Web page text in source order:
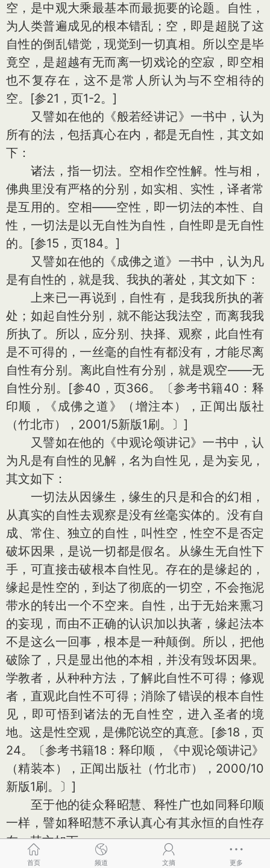
空，是中观大乘最基本而最扼要的论题。自性，
为人类普遍成见的根本错乱；空，即是超脱了这
自性的倒乱错觉，现觉到一切真相。所以空是毕
竟空，是超越有无而离一切戏论的空寂，即空相
也不复存在，这不是常人所认为与不空相待的
空。[参21，页1-2。]
又譬如在他的《般若经讲记》一书中，认为
所有的法，包括真心在内，都是无自性，其文如
下：
诸法，指一切法。空相作空性解。性与相，
佛典里没有严格的分别，如实相、实性，译者常
是互用的。空相——空性，即一切法的本性、自
性，一切法是以无自性为自性，自性即是无自性
的。[参15，页184。]
又譬如在他的《成佛之道》一书中，认为凡
是有自性的，就是我、我执的著处，其文如下：
上来已一再说到，自性有，是我我所执的著
处；如起自性分别，就不能达我法空，而离我我
所执了。所以，应分别、抉择、观察，此自性有
是不可得的，一丝毫的自性有都没有，才能尽离
自性有分别。离此自性有分别，就是观空——无
自性分别。[参40，页366。〔参考书籍40：释
印顺，《成佛之道》（增注本），正闻出版社
（竹北市），2001/5新版1刷。〕]
又譬如在他的《中观论颂讲记》一书中，认
为凡是有自性的见解，名为自性见，是为妄见，
其文如下：
一切法从因缘生，缘生的只是和合的幻相，
从真实的自性去观察是没有丝毫实体的。没有自
成、常住、独立的自性，叫性空，性空不是否定
破坏因果，是说一切都是假名。从缘生无自性下
手，可直接击破根本自性见。存在的是缘起的，
缘起是性空的，到达了彻底的一切空，不会拖泥
带水的转出一个不空来。自性，出于无始来熏习
的妄现，而由不正确的认识加以执著，缘起法本
不是这么一回事，根本是一种颠倒。所以，把他
破除了，只是显出他的本相，并没有毁坏因果。
学教者，从种种方法，了解此自性不可得；修观
者，直观此自性不可得；消除了错误的根本自性
见，即可悟到诸法的无自性空，进入圣者的境
地。这是性空观，是佛陀说空的真意。[参18，页
24。〔参考书籍18：释印顺，《中观论颂讲记》
（精装本），正闻出版社（竹北市），2000/10
新版1刷。〕]
至于他的徒众释昭慧、释性广也如同释印顺
一样，譬如释昭慧不承认真心有其永恒的自性存
在，其文如下：
一切只不过是因缘的凑泊，那永恒不变、单
首页 频道 文摘 更多